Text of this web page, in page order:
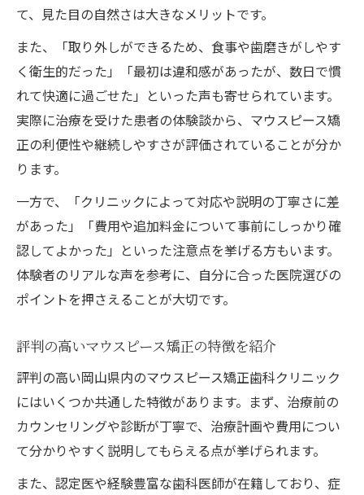
て、見た目の自然さは大きなメリットです。
また、「取り外しができるため、食事や歯磨きがしやす
く衛生的だった」「最初は違和感があったが、数日で慣
れて快適に過ごせた」といった声も寄せられています。
実際に治療を受けた患者の体験談から、マウスピース矯
正の利便性や継続しやすさが評価されていることが分か
ります。
一方で、「クリニックによって対応や説明の丁寧さに差
があった」「費用や追加料金について事前にしっかり確
認してよかった」といった注意点を挙げる方もいます。
体験者のリアルな声を参考に、自分に合った医院選びの
ポイントを押さえることが大切です。
評判の高いマウスピース矯正の特徴を紹介
評判の高い岡山県内のマウスピース矯正歯科クリニック
にはいくつか共通した特徴があります。まず、治療前の
カウンセリングや診断が丁寧で、治療計画や費用につい
て分かりやすく説明してもらえる点が挙げられます。
また、認定医や経験豊富な歯科医師が在籍しており、症